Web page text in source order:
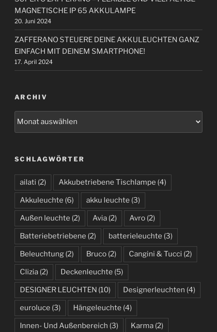
MAGNETISCHE IP 65 AKKULAMPE
20. Juni 2024
ZAFFERANO STEUERE DEINE AKKULEUCHTEN GANZ
EINFACH MIT DEINEM SMARTPHONE!
17. April 2024
ARCHIV
i
v
SCHLAGWÖRTER
ailati (2) Akkubetriebene Tischlampe (4)
Akkuleuchte (6) akku leuchte (3)
Außen leuchte (2) Avia (2) Avro (2)
Batteriebetriebene (2) batterieleuchte (3)
Beleuchtung (2) Bruco (2) Cangini & Tucci (2)
Clizia (2) Deckenleuchte (5)
DESIGNER LEUCHTEN (10) Designerleuchten (4)
euroluce (3) Hängeleuchte (4)
Innen- Und Außenbereich (3) Karma (2)